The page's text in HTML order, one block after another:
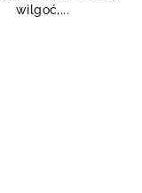
wilgoć,...